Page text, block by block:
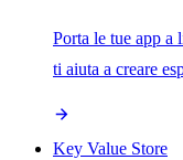
Porta le tue app a
ti aiuta a creare
Key Value Store